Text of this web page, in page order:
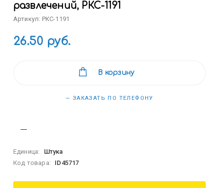
развлечений, РКС-1191
Артикул: РКС-1191
26.50 руб.
В корзину
— ЗАКАЗАТЬ ПО ТЕЛЕФОНУ
Единица:
Штука
Код товара:
ID45717